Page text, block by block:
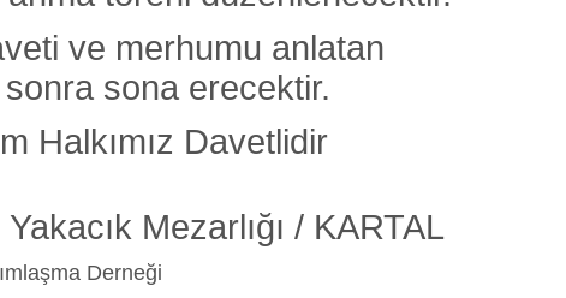
ve merhumu anlatan
sona erecektir.
Halkımız Davetlidir
Mezarlığı / KARTAL
Derneği